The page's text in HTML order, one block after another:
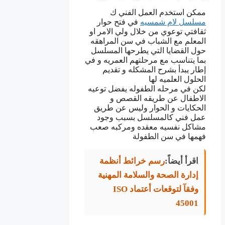
ممكن استخدم العمل الفني ك
مسلسل لام شمسيه في فتح حوار
ثقافتي توعوي من خلال ولي الامر او
المعلم مع الشباب في سن المراهقه
حول القضايا التي يطرحها المسلسل
بما يتناسب مع مرحلتهم العمريه و في
إطار يبدأ بشرح المشكله و تقديم
الحلول العلميه لها
لكن في مرحله الطفوله يفضل توعيه
الاطفال عن طريقه القصص و
الحكايات و الحوار وليس عن طريق
عمل فني كالمسلسل بسبب وجود
مشاكل نفسيه معقده ومركبه صعب
فهمها في سن الطفولة
اقرأ أيضاً:رسم خرائط أنظمة
إدارة الصحة والسلامة المهنية
وفقآ لتوقعات أعتماد ISO
45001